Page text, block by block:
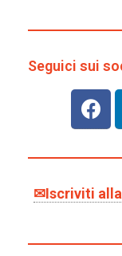
Seguici sui
✉Iscriviti